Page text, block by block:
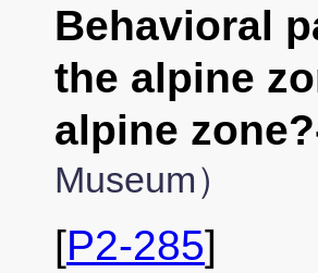
Behavioral
the alpine
alpine
Museum）
[P2-285]